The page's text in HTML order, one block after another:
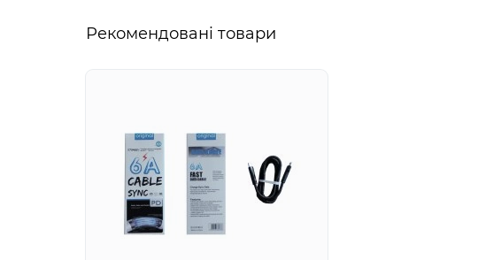
Рекомендовані товари